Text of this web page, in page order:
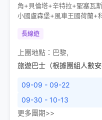
角+貝倫塔+辛特拉+聖塞瓦
小國盧森堡+風車王國荷蘭+
長線遊
上團地點： 巴黎,
旅遊巴士（根據團組人數安
09-09 - 09-22
09-30 - 10-13
更多團期>>